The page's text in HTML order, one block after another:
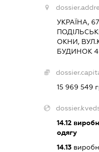
УКРАЇНА,
ОКНИ,
БУДИНОК 4
15 969 549
14.12
одягу
14.13